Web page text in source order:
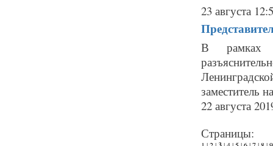
23 августа
В рамках
заместитель
22 августа
Страницы: